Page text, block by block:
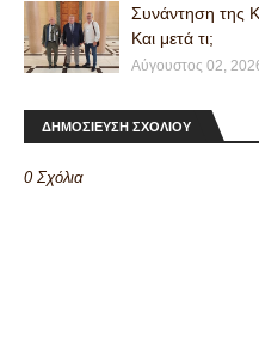
Συνάντηση της
Και μετά τι;
Αύγουστος 02,
ΔΗΜΟΣΙΕΥΣΗ ΣΧΟΛΙΟΥ
0 Σχόλια